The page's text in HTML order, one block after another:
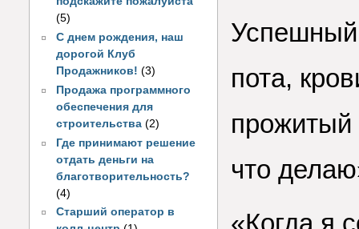
(5)
С днем рождения, наш
дорогой Клуб
Продажников! (3)
Продажа программного
обеспечения для
строительства (2)
Где принимают решение
отдать деньги на
благотворительность?
(4)
Старший оператор в
Успешный
пота,
прожитый
что